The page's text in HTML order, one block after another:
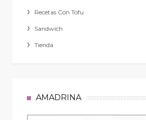
Recetas Con Tofu
Sandwich
Tienda
AMADRINA